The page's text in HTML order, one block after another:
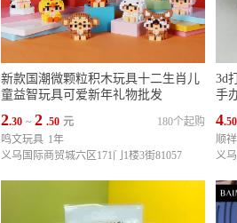
新款国潮微颗粒积木玩具十二生肖儿
童益智玩具可爱新年礼物批发
2.30 ~ 2 .50 元
180个起购
鸣文玩具 1年
义乌国际商贸城六区171门1楼3街81057
3d
手
4.50
顺
义